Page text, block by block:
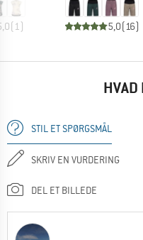
(1) 5,0(16)
HVAD
STIL ET SPØRGSMÅL
SKRIV EN VURDERING
DEL ET BILLEDE